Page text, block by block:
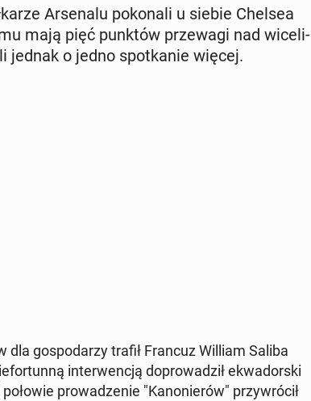
Ar­se­na­lu po­ko­na­li u siebie Chelsea
mają pięć punktów prze­wa­gi nad wi­ce­li­
jednak o jedno spo­tka­nie więcej.
go­spo­da­rzy trafił Francuz William Saliba
in­ter­wen­cją do­pro­wa­dził ekwa­dor­ski
pro­wa­dze­nie "Ka­no­nie­rów" przy­wró­cił